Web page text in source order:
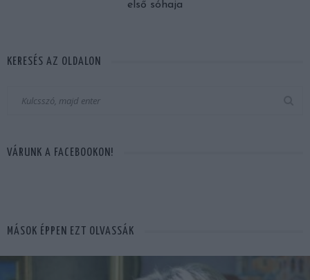
első sóhaja
KERESÉS AZ OLDALON
VÁRUNK A FACEBOOKON!
MÁSOK ÉPPEN EZT OLVASSÁK